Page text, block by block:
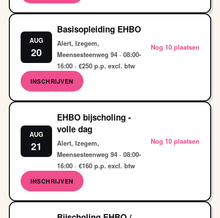
AUG
20
Basisopleiding EHBO
Alert, Izegem,
Meensesteenweg 94 · 08:00-
16:00 · €250 p.p. excl. btw
Nog 10 plaatsen
INSCHRIJVEN
AUG
21
EHBO bijscholing -
volle dag
Alert, Izegem,
Meensesteenweg 94 · 08:00-
16:00 · €160 p.p. excl. btw
Nog 10 plaatsen
INSCHRIJVEN